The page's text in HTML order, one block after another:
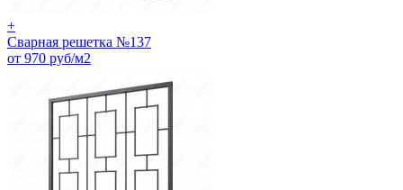
+
Сварная решетка №137
от 970 руб/м2